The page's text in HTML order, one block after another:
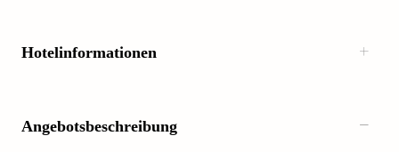
Hotelinformationen
Angebotsbeschreibung